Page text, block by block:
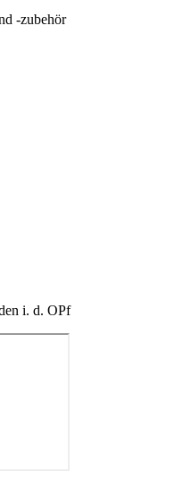
-zubehör
i. d. OPf